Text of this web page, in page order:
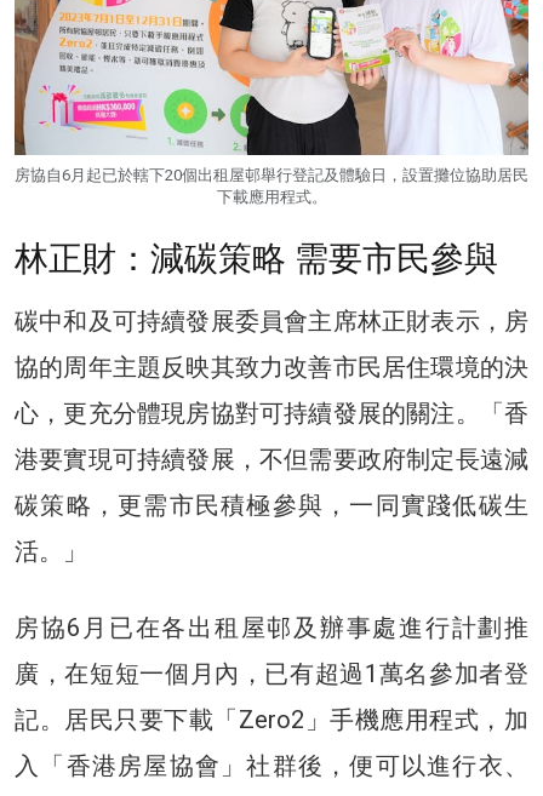
房協自6月起已於轄下20個出租屋邨舉行登記及體驗日，設置攤位協助居民
下載應用程式。
林正財：減碳策略 需要市民參與
碳中和及可持續發展委員會主席林正財表示，房
協的周年主題反映其致力改善市民居住環境的決
心，更充分體現房協對可持續發展的關注。「香
港要實現可持續發展，不但需要政府制定長遠減
碳策略，更需市民積極參與，一同實踐低碳生
活。」
房協6月已在各出租屋邨及辦事處進行計劃推
廣，在短短一個月內，已有超過1萬名參加者登
記。居民只要下載「Zero2」手機應用程式，加
入「香港房屋協會」社群後，便可以進行衣、